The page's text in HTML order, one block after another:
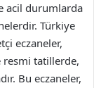
acil durumlarda
Türkiye
eczaneler,
resmi tatillerde,
Bu eczaneler,